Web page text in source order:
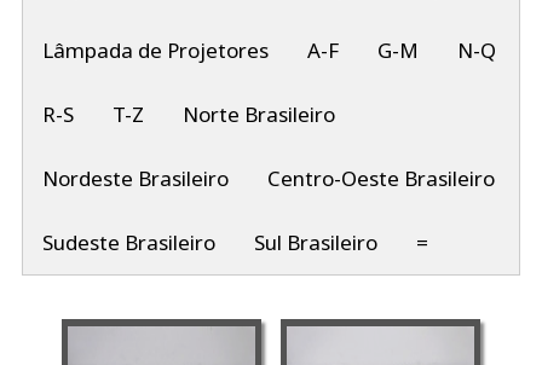
Lâmpada de Projetores A-F G-M N-Q
R-S T-Z Norte Brasileiro
Nordeste Brasileiro Centro-Oeste Brasileiro
Sudeste Brasileiro Sul Brasileiro =